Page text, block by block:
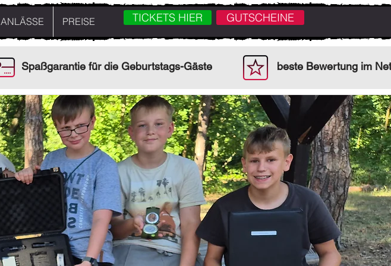
ANLÄSSE PREISE TICKETS HIER GUTSCHEINE
Spaßgarantie für die Geburtstags-Gäste beste Bewertung im